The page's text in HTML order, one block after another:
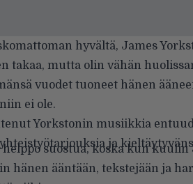
hyvältä, James
takaa, mutta olin vähän
vuodet tuoneet hänen
ei ole.
Yorkstonin musiikkia
ja
suostua, koska kun
hänen ääntään, tekstejään ja